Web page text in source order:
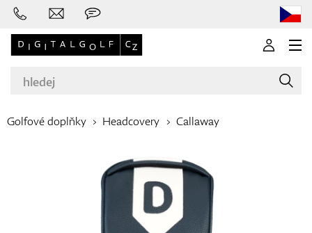
Golfové hole
Golfové doplňky Headcovery Callaway